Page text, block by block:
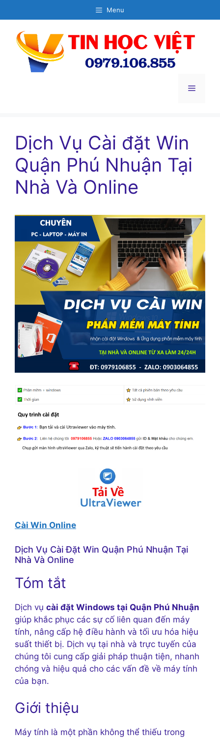
đến
dung
Menu
Menu
Dịch Vụ Cài đặt Win
Quận Phú Nhuận Tại
Nhà Và Online
Cài Win Online
Dịch Vụ Cài Đặt Win Quận Phú Nhuận Tại
Nhà Và Online
Tóm tắt
Dịch vụ cài đặt Windows tại Quận Phú Nhuận
giúp khắc phục các sự cố liên quan đến máy
tính, nâng cấp hệ điều hành và tối ưu hóa hiệu
suất thiết bị. Dịch vụ tại nhà và trực tuyến của
chúng tôi cung cấp giải pháp thuận tiện, nhanh
chóng và hiệu quả cho các vấn đề về máy tính
của bạn.
Giới thiệu
Máy tính là một phần không thể thiếu trong